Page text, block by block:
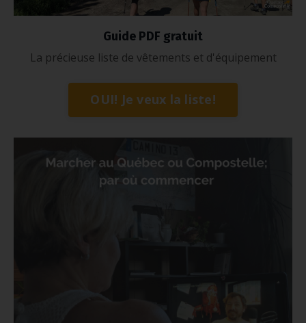
Guide PDF gratuit
La précieuse liste de vêtements et d'équipement
OUI! Je veux la liste!